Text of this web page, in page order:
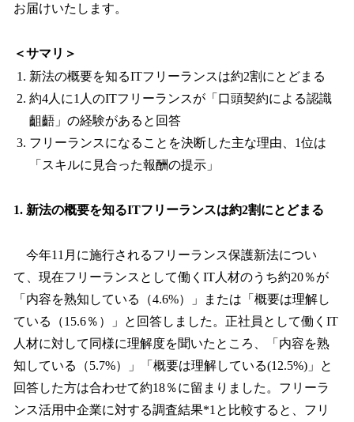
お届けいたします。
＜サマリ＞
新法の概要を知るITフリーランスは約2割にとどまる
約4人に1人のITフリーランスが「口頭契約による認識
齟齬」の経験があると回答
フリーランスになることを決断した主な理由、1位は
「スキルに見合った報酬の提示」
1. 新法の概要を知るITフリーランスは約2割にとどまる
今年11月に施行されるフリーランス保護新法につい
て、現在フリーランスとして働くIT人材のうち約20％が
「内容を熟知している（4.6%）」または「概要は理解し
ている（15.6％）」と回答しました。正社員として働くIT
人材に対して同様に理解度を聞いたところ、「内容を熟
知している（5.7%）」「概要は理解している(12.5%)」と
回答した方は合わせて約18％に留まりました。フリーラ
ンス活用中企業に対する調査結果*1と比較すると、フリ